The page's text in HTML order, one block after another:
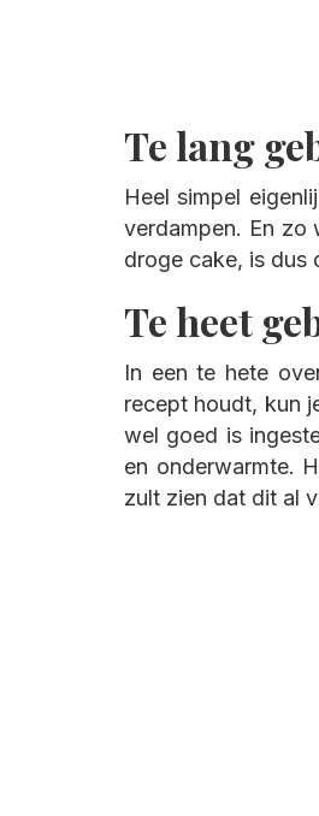
Te lang
Heel simpel
verdampen. En zo
droge cake, is dus
Te heet
In een te hete
recept houdt, kun
wel goed is
en onderwarmte.
zult zien dat dit al